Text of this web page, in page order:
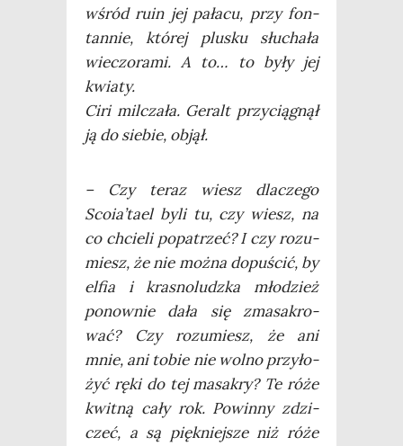
wśród ruin jej pała­cu, przy fon­
tan­nie, któ­rej plu­sku słu­cha­ła
wie­czo­ra­mi. A to… to były jej
kwia­ty.
Ciri mil­cza­ła. Geralt przy­cią­gnął
ją do sie­bie, objął.
– Czy teraz wiesz dla­cze­go
Scoia’tael byli tu, czy wiesz, na
co chcie­li popa­trzeć? I czy rozu­
miesz, że nie moż­na dopu­ścić, by
elfia i kra­sno­ludz­ka mło­dzież
ponow­nie dała się zma­sa­kro­
wać? Czy rozu­miesz, że ani
mnie, ani tobie nie wol­no przy­ło­
żyć ręki do tej masa­kry? Te róże
kwit­ną cały rok. Powin­ny zdzi­
czeć, a są pięk­niej­sze niż róże